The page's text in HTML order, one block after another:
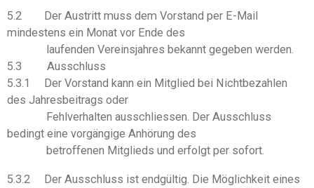
5.2 Der Austritt muss dem Vorstand per E-Mail
mindestens ein Monat vor Ende des
laufenden Vereinsjahres bekannt gegeben werden.
5.3 Ausschluss
5.3.1 Der Vorstand kann ein Mitglied bei Nichtbezahlen
des Jahresbeitrags oder
Fehlverhalten ausschliessen. Der Ausschluss
bedingt eine vorgängige Anhörung des
betroffenen Mitglieds und erfolgt per sofort.
5.3.2 Der Ausschluss ist endgültig. Die Möglichkeit eines